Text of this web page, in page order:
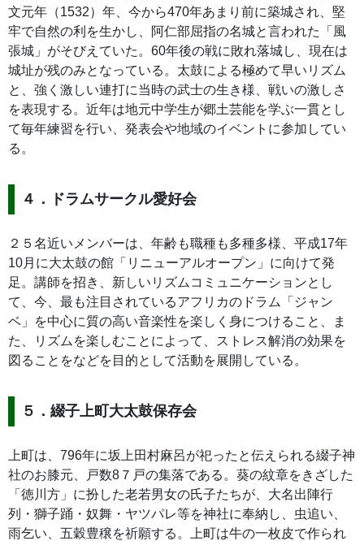
文元年（1532）年、今から470年あまり前に築城され、堅
牢で自然の利を生かし、阿仁部屈指の名城と言われた「風
張城」がそびえていた。60年後の戦に敗れ落城し、現在は
城址が残のみとなっている。太鼓による極めて早いリズム
と、強く激しい連打に当時の武士の生き様、戦いの激しさ
を表現する。近年は地元中学生が郷土芸能を学ぶ一貫とし
て毎年練習を行い、発表会や地域のイベントに参加してい
る。
４．ドラムサークル愛好会
２５名近いメンバーは、年齢も職種も多種多様、平成17年
10月に大太鼓の館「リニューアルオープン」に向けて発
足。講師を招き、新しいリズムコミュニケーションとし
て、今、最も注目されているアフリカのドラム「ジャン
ベ」を中心に質の高い音楽性を楽しく身につけること、ま
た、リズムを楽しむことによって、ストレス解消の効果を
図ることをなどを目的として活動を展開している。
５．綴子上町大太鼓保存会
上町は、796年に坂上田村麻呂が祀ったと伝えられる綴子神
社のお膝元、戸数8７戸の集落である。葵の紋章をきざした
「徳川方」に扮した老若男女の氏子たちが、大名出陣行
列・獅子踊・奴舞・ヤツパレ等を神社に奉納し、虫追い、
雨乞い、五穀豊穣を祈願する。上町は牛の一枚皮で作られ